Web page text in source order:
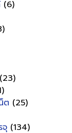
(6)
(23)
ต (25)
จุ (134)